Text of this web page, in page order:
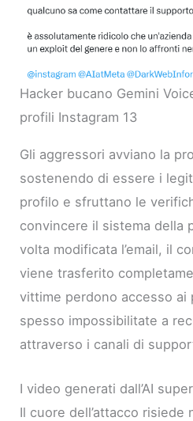
Hacker bucano Gemini
profili Instagram 13
Gli aggressori avviano la
sostenendo di essere i
profilo e sfruttano le
convincere il sistema della
volta modificata l’email, il
viene trasferito
vittime perdono accesso ai
spesso impossibilitate a
attraverso i canali di
I video generati dall’AI
Il cuore dell’attacco risiede